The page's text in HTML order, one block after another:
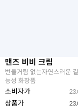
맨즈 비비 크림
번들거림 없는자연스러운
능성 화장품
소비자가
상품가